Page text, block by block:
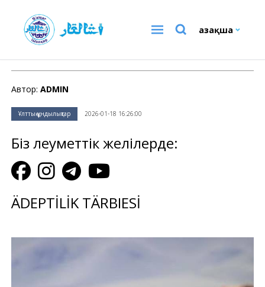
Қазақша
Автор: ADMIN
Ұлттық құндылықтар 2026-01-18 16:26:00
Біз әлеуметтік желілерде:
ÄDEPTİLİK TÄRBIESİ